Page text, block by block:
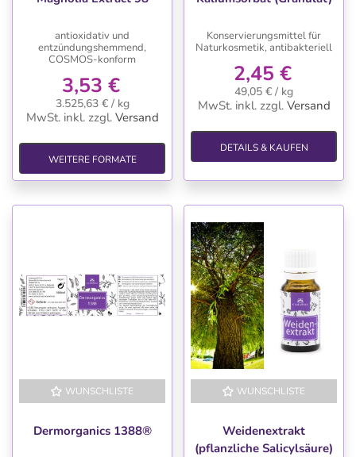
antioxidativ und
entzündungshemmend,
COSMOS-konform
3,53 €
3.525,63 € / kg
MwSt. inkl. zzgl. Versand
WEITERE FORMATE
Konservierungsmittel für
Naturkosmetik, antibakteriell
2,45 €
49,05 € / kg
MwSt. inkl. zzgl. Versand
DETAILS & KAUFEN
WUNSCHLISTE
Dermorganics 1388®
WUNSCHLISTE
Weidenextrakt
(pflanzliche Salicylsäure)